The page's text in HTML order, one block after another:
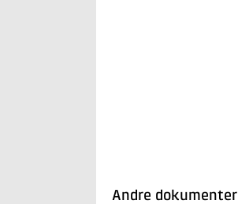
Andre dokumenter